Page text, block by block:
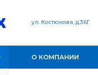
ул. Костюкова, д.36Г
О КОМПАНИИ